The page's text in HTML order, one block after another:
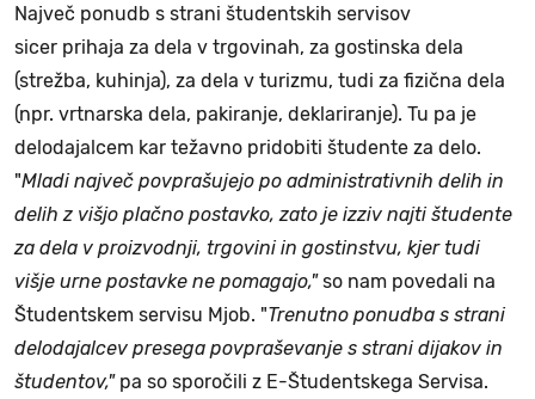
Največ ponudb s strani študentskih servisov
sicer prihaja za dela v trgovinah, za gostinska dela
(strežba, kuhinja), za dela v turizmu, tudi za fizična dela
(npr. vrtnarska dela, pakiranje, deklariranje). Tu pa je
delodajalcem kar težavno pridobiti študente za delo.
"Mladi največ povprašujejo po administrativnih delih in
delih z višjo plačno postavko, zato je izziv najti študente
za dela v proizvodnji, trgovini in gostinstvu, kjer tudi
višje urne postavke ne pomagajo,"so nam povedali na
Študentskem servisu Mjob. "Trenutno ponudba s strani
delodajalcev presega povpraševanje s strani dijakov in
študentov,"pa so sporočili z E-Študentskega Servisa.